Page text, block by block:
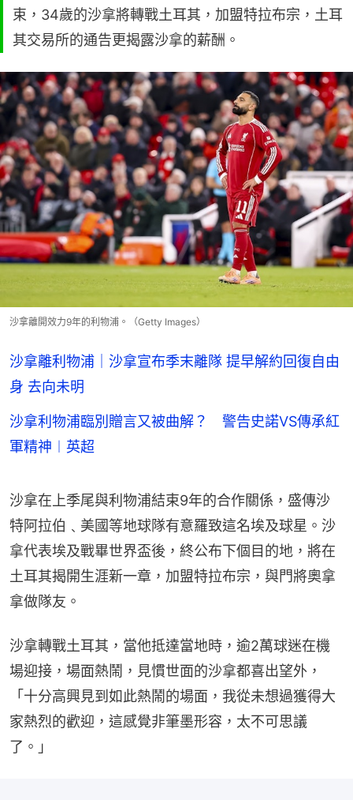
束，34歲的沙拿將轉戰土耳其，加盟特拉布宗，土耳
其交易所的通告更揭露沙拿的薪酬。
沙拿離開效力9年的利物浦。（Getty Images）
沙拿離利物浦｜沙拿宣布季末離隊 提早解約回復自由
身 去向未明
沙拿利物浦臨別贈言又被曲解？ 警告史諾VS傳承紅
軍精神︱英超
沙拿在上季尾與利物浦結束9年的合作關係，盛傳沙
特阿拉伯﹑美國等地球隊有意羅致這名埃及球星。沙
拿代表埃及戰畢世界盃後，終公布下個目的地，將在
土耳其揭開生涯新一章，加盟特拉布宗，與門將奧拿
拿做隊友。
沙拿轉戰土耳其，當他抵達當地時，逾2萬球迷在機
場迎接，場面熱鬧，見慣世面的沙拿都喜出望外，
「十分高興見到如此熱鬧的場面，我從未想過獲得大
家熱烈的歡迎，這感覺非筆墨形容，太不可思議
了。」